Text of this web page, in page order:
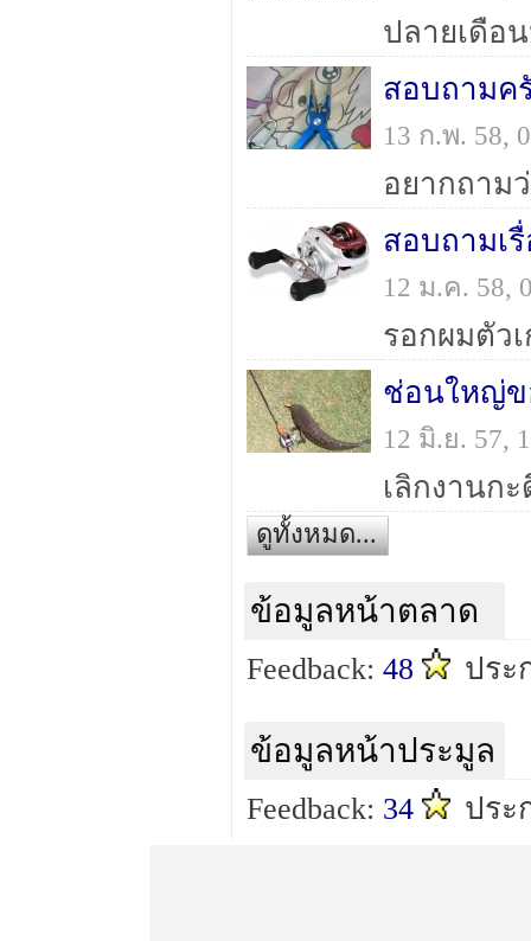
สอบถามค
13 ก.พ. 58,
สอบถามเ
12 ม.ค. 58,
ช่อนใหญ่ข
12 มิ.ย. 57,
ดูทั้งหมด...
ข้อมูลหน้าตลาด
Feedback: 48 ประ
ข้อมูลหน้าประมูล
Feedback: 34 ประ